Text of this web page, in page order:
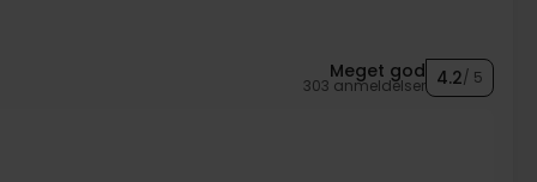
Meget god
303 anmeldelser 4.2/ 5